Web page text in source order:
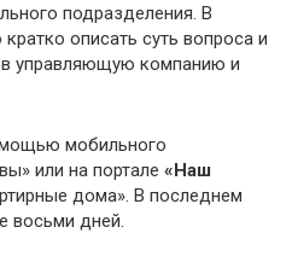
подразделения. В
описать суть вопроса и
управляющую компанию и
мобильного
или на портале «Наш
дома». В последнем
восьми дней.